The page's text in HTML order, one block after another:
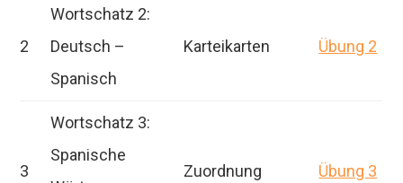
2
Wortschatz 2:
Deutsch –
Spanisch
Karteikarten Übung 2
3
Wortschatz 3:
Spanische
Zuordnung Übung 3